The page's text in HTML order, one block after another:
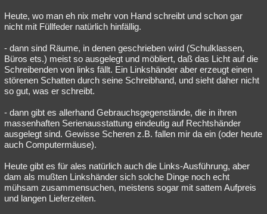
Heute, wo man eh nix mehr von Hand schreibt und schon gar
nicht mit Füllfeder natürlich hinfällig.
- dann sind Räume, in denen geschrieben wird (Schulklassen,
Büros ets.) meist so ausgelegt und möbliert, daß das Licht auf die
Schreibenden von links fällt. Ein Linkshänder aber erzeugt einen
störenen Schatten durch seine Schreibhand, und sieht daher nicht
so gut, was er schreibt.
- dann gibt es allerhand Gebrauchsgegenstände, die in ihren
massenhaften Serienausstattung eindeutig auf Rechtshänder
ausgelegt sind. Gewisse Scheren z.B. fallen mir da ein (oder heute
auch Computermäuse).
Heute gibt es für ales natürlich auch die Links-Ausführung, aber
dam als mußten Linkshänder sich solche Dinge noch echt
mühsam zusammensuchen, meistens sogar mit sattem Aufpreis
und langen Lieferzeiten.